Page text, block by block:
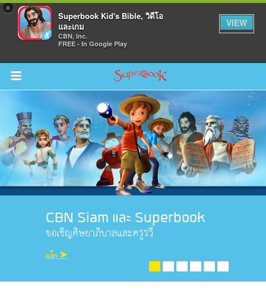
×
Superbook Kid's Bible, วิดีโอ
และเกม
CBN, Inc.
FREE - In Google Play
VIEW
Return to Content
ามรู้
ๆ
คัมภีร์
CBN Siam และ Superbook
ขอเชิญศิษยาภิบาลและครูรวี
คลิ๊ก ➤